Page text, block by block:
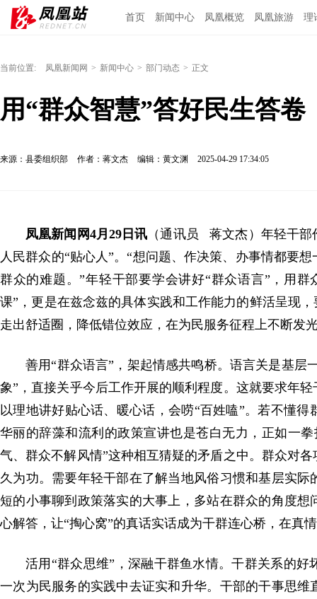
首页 新闻中心 凤凰概览 凤凰旅游 理
当前位置: 凤凰新闻网 > 新闻中心 > 部门动态 > 正文
用“群众智慧”答好民生答卷
来源：县委组织部 作者：蒋文杰 编辑：黄文渊 2025-04-29 17:34:05
凤凰新闻网4月29日讯 （通讯员 蒋文杰）年轻干
人民群众的“贴心人”。“想问题、作决策、办事情都要
群众的难题。”年轻干部要学会讲好“群众语言”，用
课”，更是在兹念兹的具体实践和工作能力的鲜活呈现
走出舒适圈，降低错位效应，在为民服务征程上不断发
善用“群众语言”，架起情感共鸣桥。语言关是基层
象”，直接关乎今后工作开展的顺利程度。这就要求年
以理地讲好贴心话、暖心话，会唠“百姓嗑”。若不懂
华丽的辞藻和流利的政策宣讲也是苍白无力，正如一
气、群众不解风情”这种相互猜疑的矛盾之中。群众对
久为功。需要年轻干部在了解当地风俗习惯和基层实
短的小事聊到政策落实的大事上，多站在群众的角度
心解答，让“掏心窝”的真话实话成为干群连心桥，在真
活用“群众思维”，深融干群鱼水情。干群关系的
一次为民服务的实践中去证实和升华。干部的干事思